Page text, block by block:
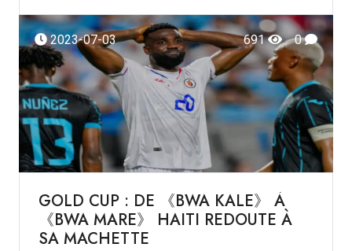
2023-07-03 691 0
GOLD CUP : DE 《BWA KALE》 À
《BWA MARE》 HAITI REDOUTE À
SA MACHETTE